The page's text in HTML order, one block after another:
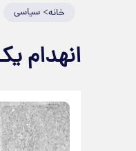
خانه>سیاسی
انهدام